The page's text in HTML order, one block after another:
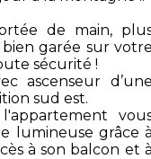
de main,
garée sur
sécurité !
ascenseur
sud est.
lumineuse grâce
à son balcon et